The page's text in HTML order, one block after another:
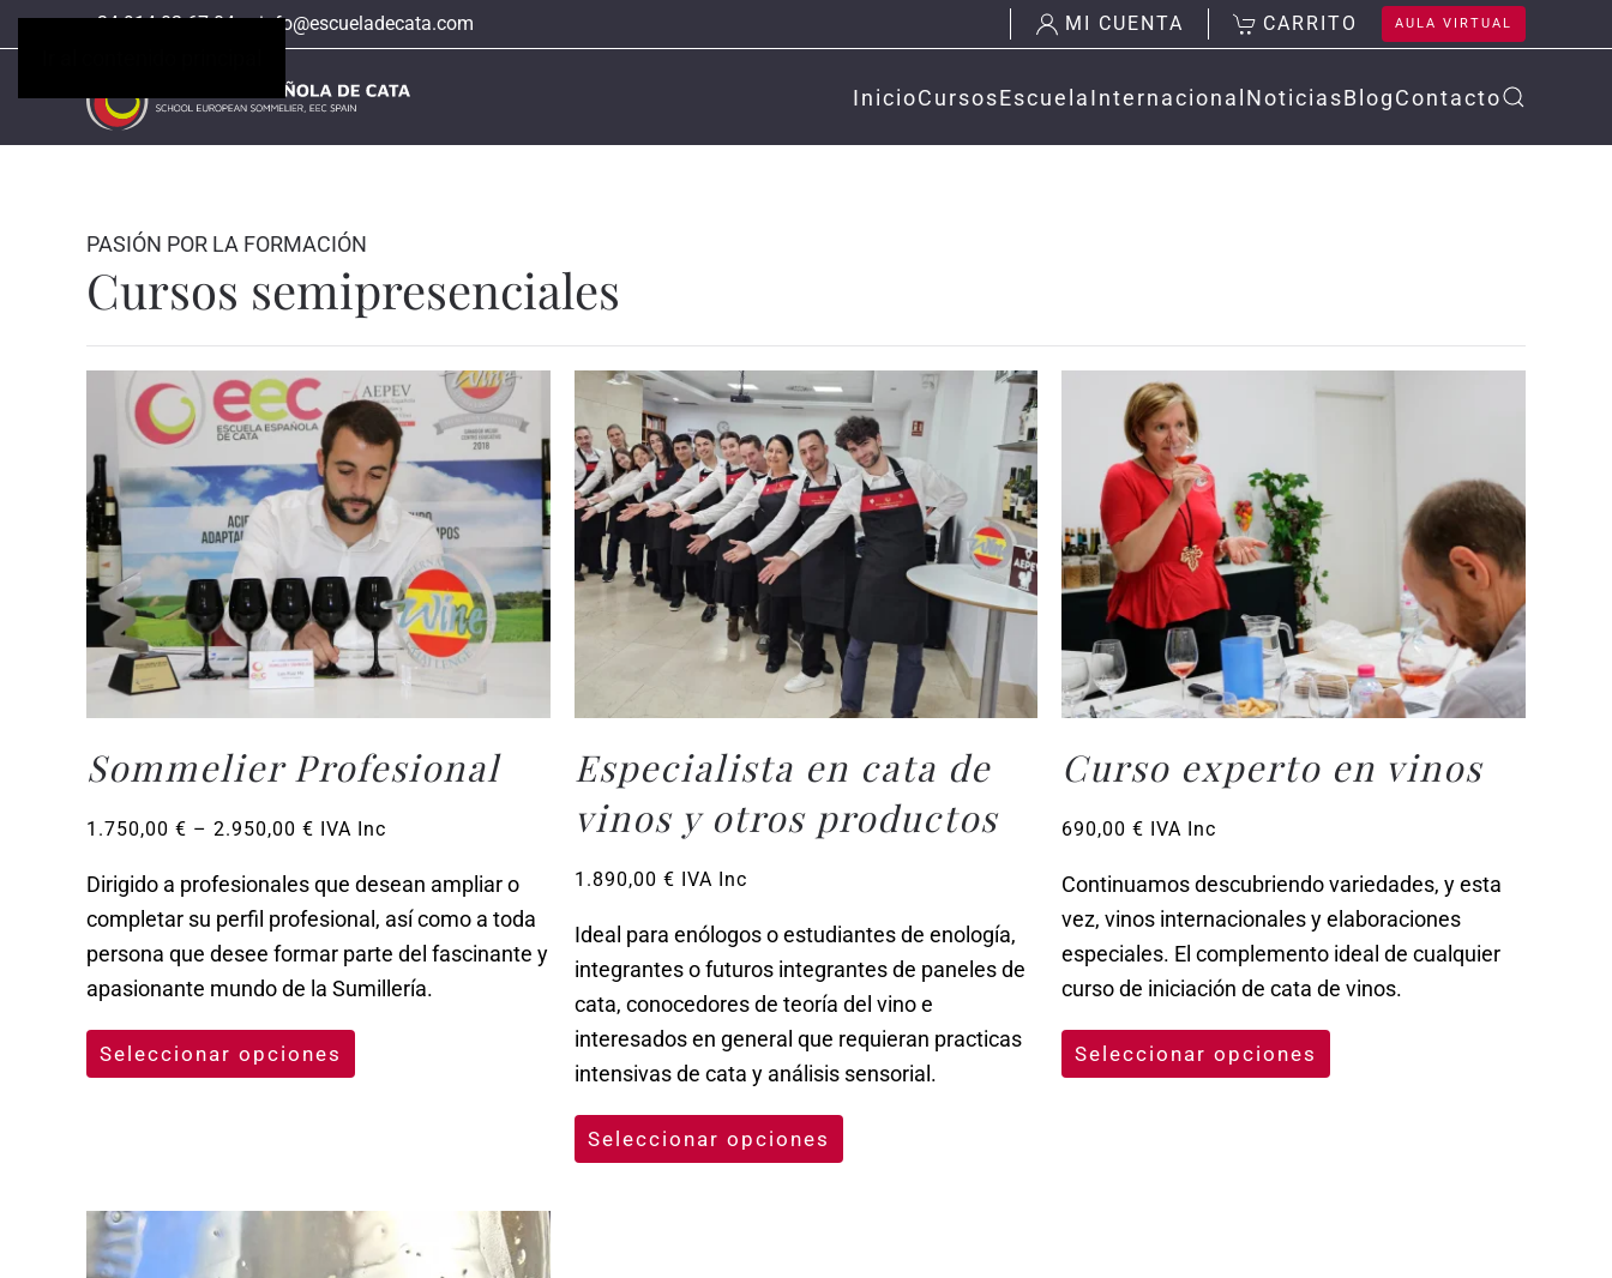
+34 914 02 67 04 info@escueladecata.com MI CUENTA CARRITO AULA VIRTUAL
InicioCursosEscuelaInternacionalNoticiasBlogContacto
PASIÓN POR LA FORMACIÓN
Cursos semipresenciales
Sommelier Profesional
1.750,00 € – 2.950,00 € Rango
precios:
desde
1.750,00 €
hasta
2.950,00 €
IVA Inc
Dirigido a profesionales que desean ampliar o
completar su perfil profesional, así como a toda
persona que desee formar parte del fascinante y
apasionante mundo de la Sumillería.
Seleccionar opciones
Especialista en cata de
vinos y otros productos
1.890,00 € IVA Inc
Ideal para enólogos o estudiantes de enología,
integrantes o futuros integrantes de paneles de
cata, conocedores de teoría del vino e
interesados en general que requieran practicas
intensivas de cata y análisis sensorial.
Seleccionar opciones
Curso experto en vinos
690,00€ IVA Inc
Continuamos descubriendo variedades, y esta
vez, vinos internacionales y elaboraciones
especiales. El complemento ideal de cualquier
curso de iniciación de cata de vinos.
Seleccionar opciones